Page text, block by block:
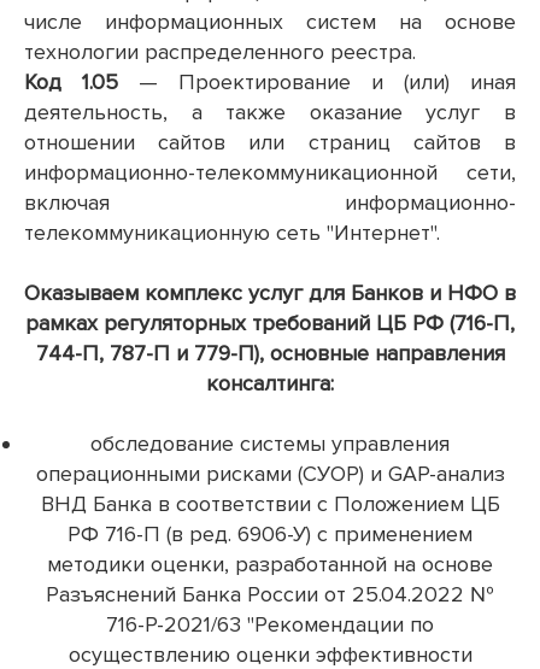
числе информационных систем на основе
технологии распределенного реестра.
Код 1.05 — Проектирование и (или) иная
деятельность, а также оказание услуг в
отношении сайтов или страниц сайтов в
информационно-телекоммуникационной сети,
включая информационно-
телекоммуникационную сеть "Интернет".
Оказываем комплекс услуг для Банков и НФО в
рамках регуляторных требований ЦБ РФ (716-П,
744-П, 787-П и 779-П), основные направления
консалтинга:
обследование системы управления
операционными рисками (СУОР) и GAP-анализ
ВНД Банка в соответствии с Положением ЦБ
РФ 716-П (в ред. 6906-У) с применением
методики оценки, разработанной на основе
Разъяснений Банка России от 25.04.2022 №
716-P-2021/63 "Рекомендации по
осуществлению оценки эффективности